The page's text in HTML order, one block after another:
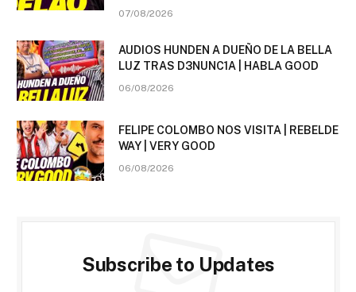
07/08/2026
AUDIOS HUNDEN A DUEÑO DE LA BELLA
LUZ TRAS D3NUNC1A | HABLA GOOD
06/08/2026
FELIPE COLOMBO NOS VISITA | REBELDE
WAY | VERY GOOD
06/08/2026
Subscribe to Updates